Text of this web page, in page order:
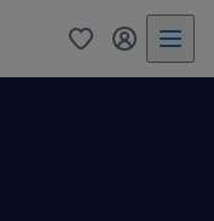
0 my